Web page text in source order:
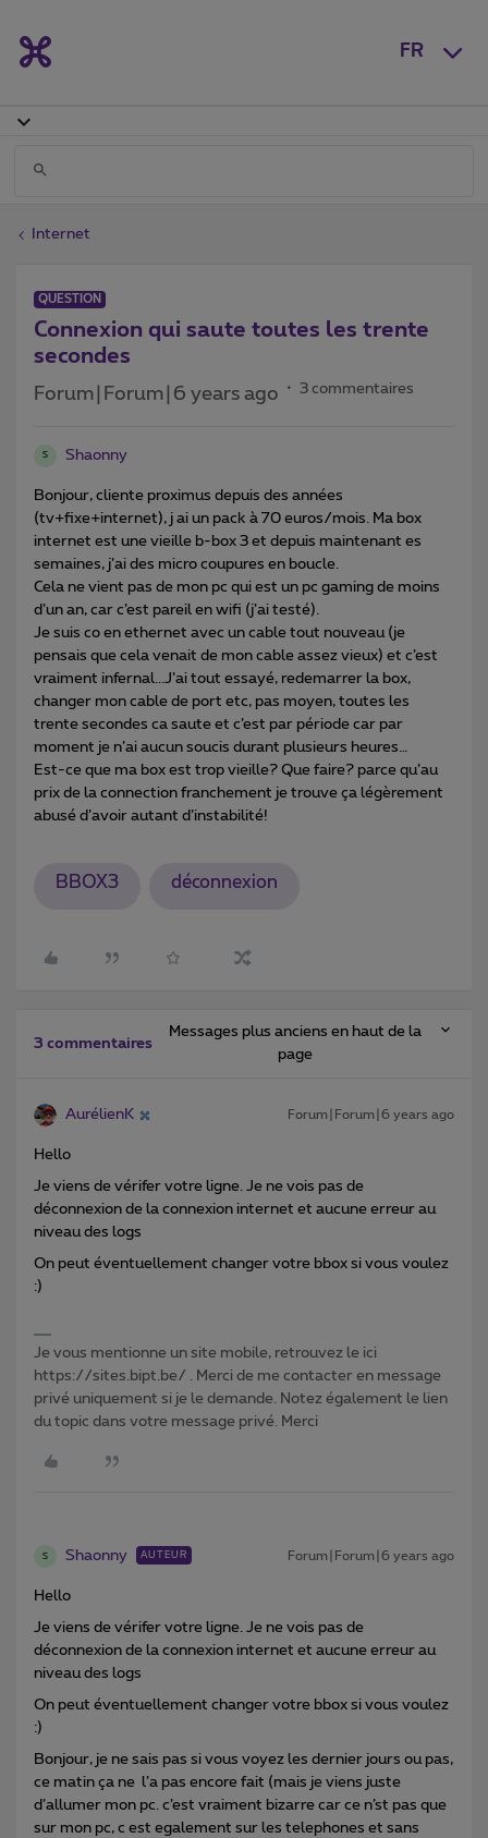
FR
Internet
QUESTION
Connexion qui saute toutes les trente
secondes
Forum|Forum|6 years ago 3 commentaires
S Shaonny
Bonjour, cliente proximus depuis des années
(tv+fixe+internet), j ai un pack à 70 euros/mois. Ma box
internet est une vieille b-box 3 et depuis maintenant es
semaines, j’ai des micro coupures en boucle.
Cela ne vient pas de mon pc qui est un pc gaming de moins
d’un an, car c’est pareil en wifi (j’ai testé).
Je suis co en ethernet avec un cable tout nouveau (je
pensais que cela venait de mon cable assez vieux) et c’est
vraiment infernal...J’ai tout essayé, redemarrer la box,
changer mon cable de port etc, pas moyen, toutes les
trente secondes ca saute et c’est par période car par
moment je n’ai aucun soucis durant plusieurs heures…
Est-ce que ma box est trop vieille? Que faire? parce qu’au
prix de la connection franchement je trouve ça légèrement
abusé d’avoir autant d’instabilité!
BBOX3 déconnexion
3 commentaires
Messages plus anciens en haut de la
page
AurélienK Forum|Forum|6 years ago
Hello
Je viens de vérifer votre ligne. Je ne vois pas de
déconnexion de la connexion internet et aucune erreur au
niveau des logs
On peut éventuellement changer votre bbox si vous voulez
:)
Je vous mentionne un site mobile, retrouvez le ici
https://sites.bipt.be/ . Merci de me contacter en message
privé uniquement si je le demande. Notez également le lien
du topic dans votre message privé. Merci
S Shaonny AUTEUR Forum|Forum|6 years ago
Hello
Je viens de vérifer votre ligne. Je ne vois pas de
déconnexion de la connexion internet et aucune erreur au
niveau des logs
On peut éventuellement changer votre bbox si vous voulez
:)
Bonjour, je ne sais pas si vous voyez les dernier jours ou pas,
ce matin ça ne l’a pas encore fait (mais je viens juste
d’allumer mon pc. c’est vraiment bizarre car ce n’st pas que
sur mon pc, c est egalement sur les telephones et sans